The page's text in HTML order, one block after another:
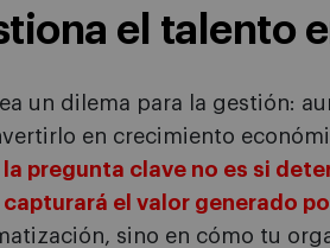
el talento
un dilema para la gestión:
en crecimiento
la pregunta clave no es si
capturará el valor generado
sino en cómo tu